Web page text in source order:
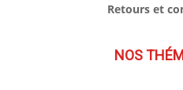
Retours et
NOS